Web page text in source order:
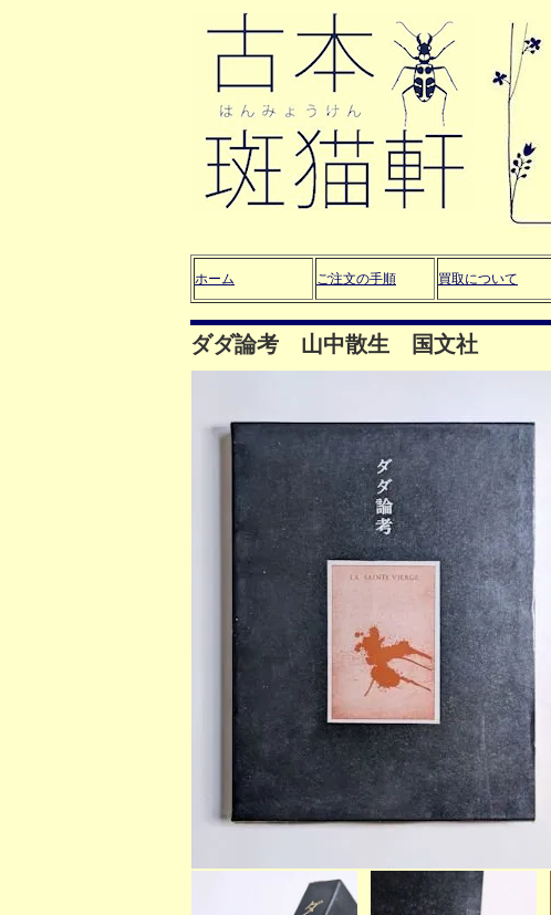
ホーム ご注文の手順 買取について
ダダ論考 山中散生 国文社